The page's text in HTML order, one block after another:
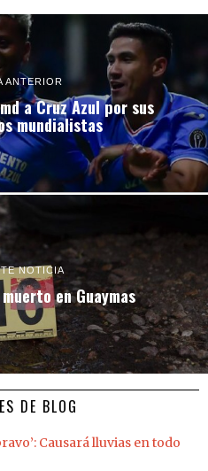
ANTERIOR
a Cruz Azul por sus
mundialistas
NOTICIA
en Guaymas
DE BLOG